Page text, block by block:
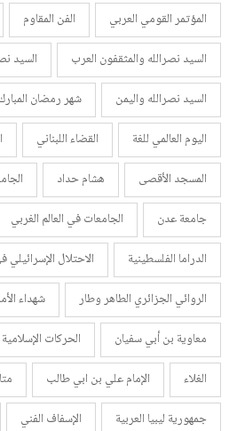
المؤتمر القومي العربي
الفن المقاوم
السيد نصرالله والمثقفون العرب
السيد
السيد نصرالله واليمن
شهر رمضان المبارك
اليوم العالمي للغة
القضاء اللبناني
المسجد الأقصى
هشام حداد
جامعة عدن
الجامعات في العالم الغربي
الدراما الفلسطينية
الاحتلال
الروائي الجزائري الطاهر وطار
شهداء
معاوية بن أبي سفيان
الحركات
الغلاء
الإمام علي بن ابي طالب
جمهورية ليبيا العربية
الإسفاف الفني